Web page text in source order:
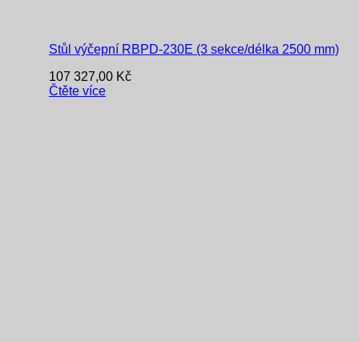
Stůl výčepní RBPD-230E (3 sekce/délka 2500 mm)
107 327,00 Kč
Čtěte více